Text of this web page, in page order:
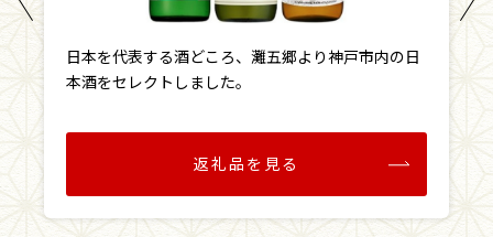
日本を代表する酒どころ、灘五郷より神戸市内の日
本酒をセレクトしました。
返礼品を見る